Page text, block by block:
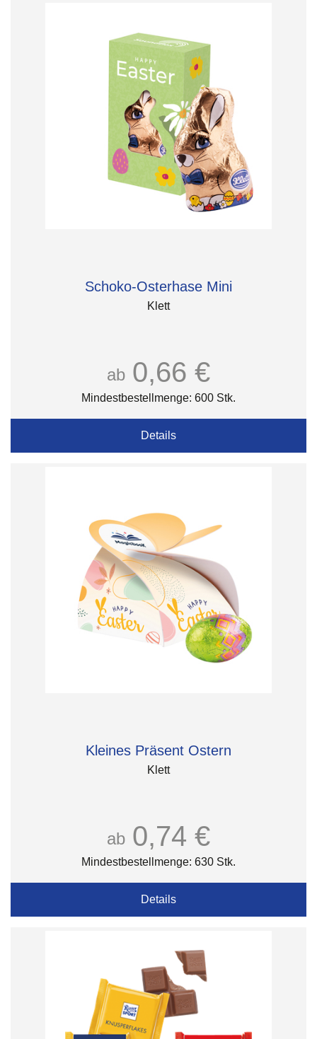
Schoko-Osterhase Mini
Klett
ab 0,66 €
Mindestbestellmenge: 600 Stk.
Details
Kleines Präsent Ostern
Klett
ab 0,74 €
Mindestbestellmenge: 630 Stk.
Details